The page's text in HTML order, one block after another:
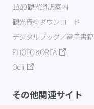
1330観光通訳案内
観光資料ダウンロード
デジタルブック／電子書籍
PHOTO KOREA
Odii
その他関連サイト